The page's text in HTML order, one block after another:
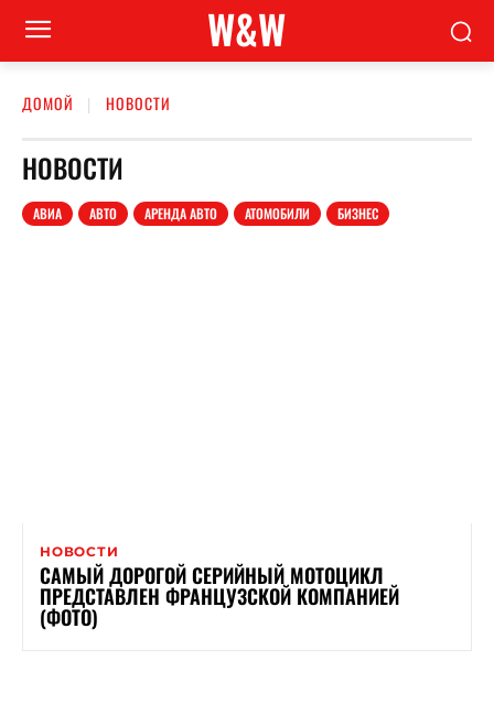
W&W
ДОМОЙ НОВОСТИ
НОВОСТИ
АВИА АВТО АРЕНДА АВТО АТОМОБИЛИ БИЗНЕС
НОВОСТИ
САМЫЙ ДОРОГОЙ СЕРИЙНЫЙ МОТОЦИКЛ
ПРЕДСТАВЛЕН ФРАНЦУЗСКОЙ КОМПАНИЕЙ
(ФОТО)